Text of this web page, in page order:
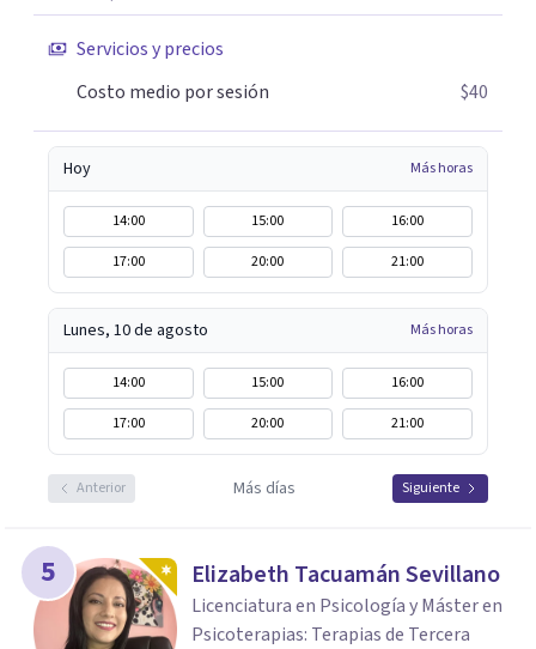
Servicios y precios
Costo medio por sesión
$40
Hoy Más horas
14:00 15:00
16:00
17:00
20:00 21:00
Lunes, 10 de agosto Más horas
14:00 15:00
16:00
17:00
20:00 21:00
Anterior Más días Siguiente
5 Elizabeth Tacuamán Sevillano
Licenciatura en Psicología y Máster en
Psicoterapias: Terapias de Tercera